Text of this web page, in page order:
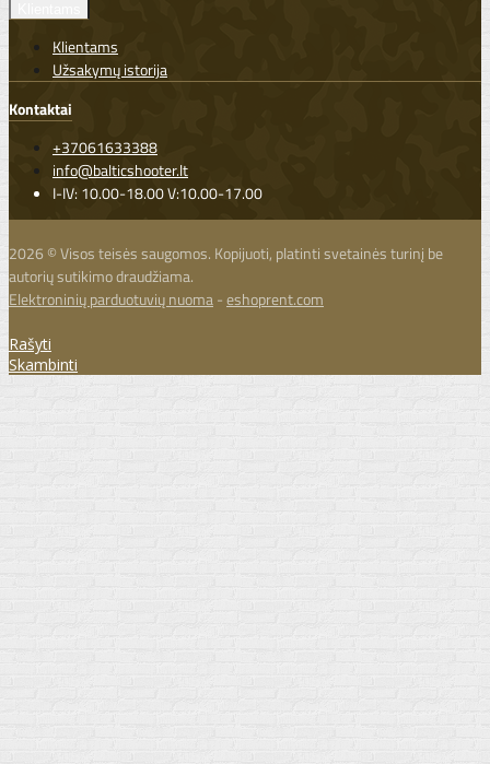
Klientams
Užsakymų istorija
Kontaktai
+37061633388
info@balticshooter.lt
I-IV: 10.00-18.00 V:10.00-17.00
2026 © Visos teisės saugomos. Kopijuoti, platinti svetainės turinį be
autorių sutikimo draudžiama.
Elektroninių parduotuvių nuoma-eshoprent.com
Rašyti
Skambinti